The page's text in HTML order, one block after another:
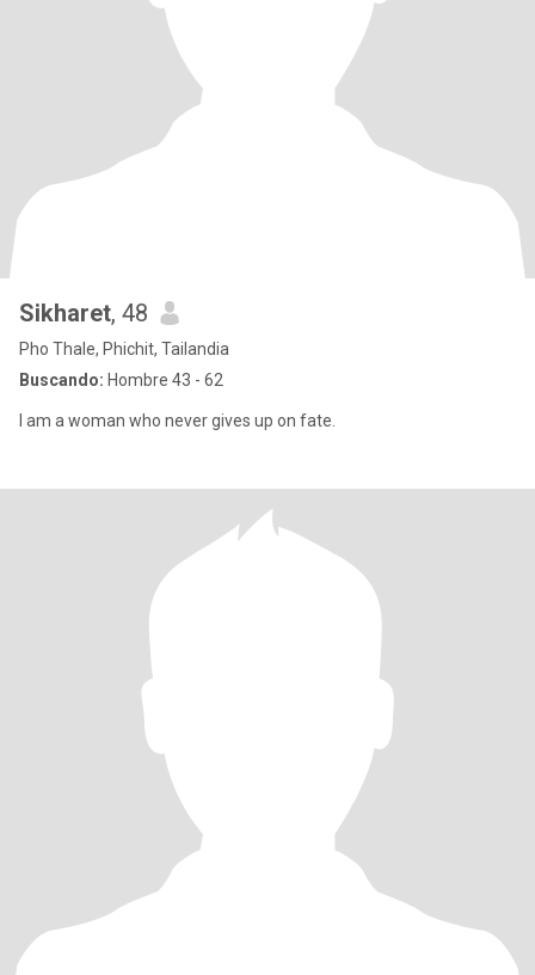
Sikharet, 48
Pho Thale, Phichit, Tailandia
Buscando: Hombre 43 - 62
I am a woman who never gives up on fate.